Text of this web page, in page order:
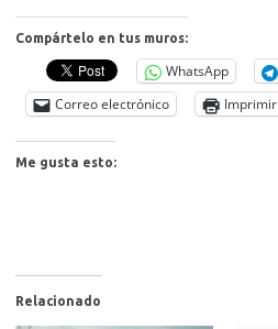
Compártelo en tus muros:
WhatsApp
Correo electrónico
Imprimir
Me gusta esto:
Relacionado